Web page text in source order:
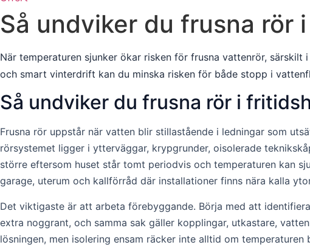
Så undviker du frusna rör
När temperaturen sjunker ökar risken för frusna vattenrör,
och smart vinterdrift kan du minska risken för både stopp i
Så undviker du frusna rör i
Frusna rör uppstår när vatten blir stillastående i ledningar som
rörsystemet ligger i ytterväggar, krypgrunder, oisolerade
större eftersom huset står tomt periodvis och temperaturen kan
garage, uterum och kallförråd där installationer finns nära kalla
Det viktigaste är att arbeta förebyggande. Börja med att
extra noggrant, och samma sak gäller kopplingar, utkastare,
lösningen, men isolering ensam räcker inte alltid om